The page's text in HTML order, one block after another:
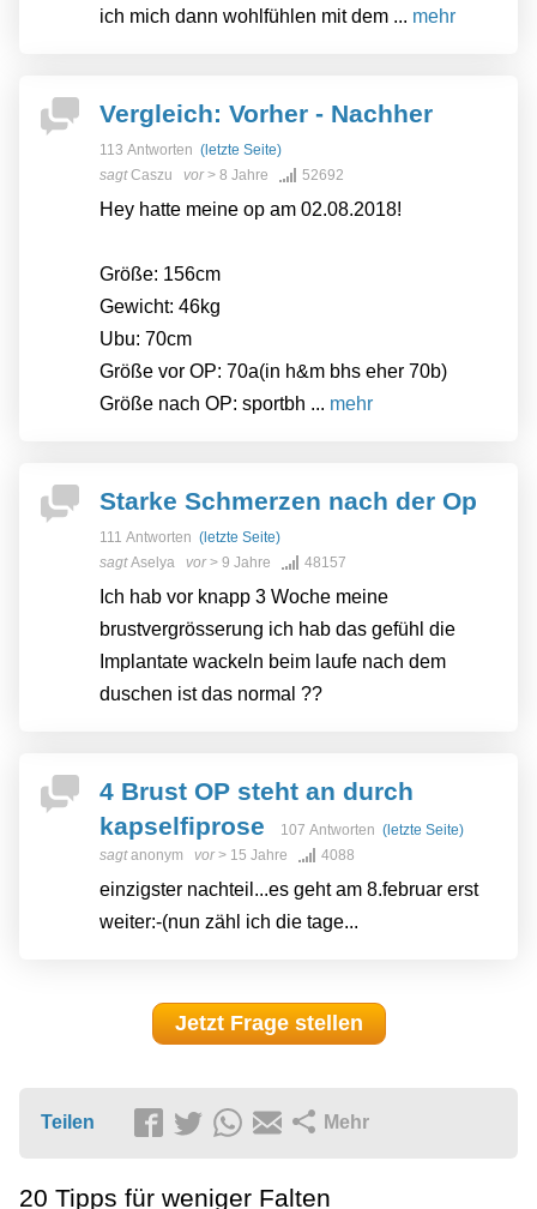
ich mich dann wohlfühlen mit dem ... mehr
Vergleich: Vorher - Nachher
113 Antworten (letzte Seite)
sagtCaszu vor> 8 Jahre 52692
Hey hatte meine op am 02.08.2018!
Größe: 156cm
Gewicht: 46kg
Ubu: 70cm
Größe vor OP: 70a(in h&m bhs eher 70b)
Größe nach OP: sportbh ... mehr
Starke Schmerzen nach der Op
111 Antworten (letzte Seite)
sagtAselya vor> 9 Jahre 48157
Ich hab vor knapp 3 Woche meine
brustvergrösserung ich hab das gefühl die
Implantate wackeln beim laufe nach dem
duschen ist das normal ??
4 Brust OP steht an durch
kapselfiprose
107 Antworten (letzte Seite)
sagtanonym vor> 15 Jahre 4088
einzigster nachteil...es geht am 8.februar erst
weiter:-(nun zähl ich die tage...
Jetzt Frage stellen
Teilen Mehr
20 Tipps für weniger Falten